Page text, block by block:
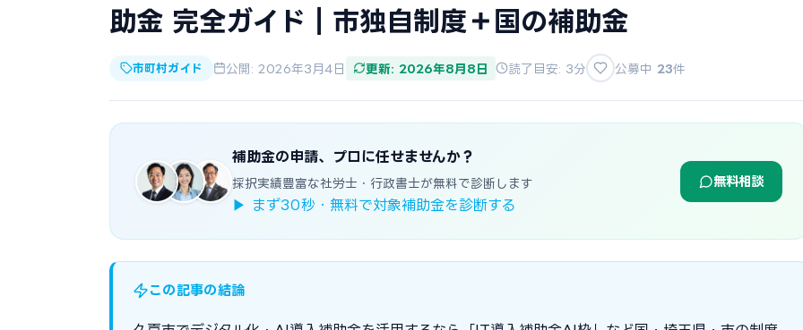
助金 完全ガイド｜市独自制度＋国の補助金
市町村ガイド 公開: 2026年3月4日 更新: 2026年8月8日 読了目安: 3分 公募中 23件
補助金の申請、プロに任せませんか？
採択実績豊富な社労士・行政書士が無料で診断します
▶ まず30秒・無料で対象補助金を診断する
無料相談
この記事の結論